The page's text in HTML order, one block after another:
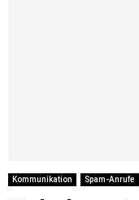
Kommunikation Spam-Anrufe